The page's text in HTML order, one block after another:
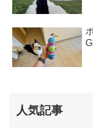
人気記事